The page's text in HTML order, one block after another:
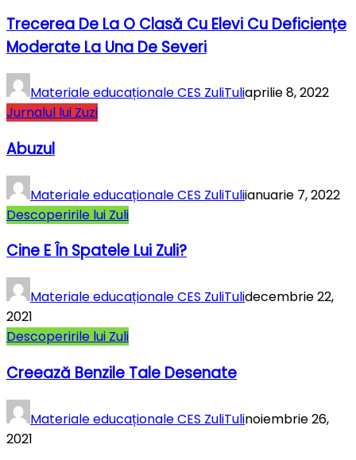
Trecerea De La O Clasă Cu Elevi Cu Deficiențe
Moderate La Una De Severi
Materiale educaționale CES ZuliTuliaprilie 8, 2022
Jurnalul lui Zuzi
Abuzul
Materiale educaționale CES ZuliTuliianuarie 7, 2022
Descoperirile lui Zuli
Cine E În Spatele Lui Zuli?
Materiale educaționale CES ZuliTulidecembrie 22,
2021
Descoperirile lui Zuli
Creează Benzile Tale Desenate
Materiale educaționale CES ZuliTulinoiembrie 26,
2021